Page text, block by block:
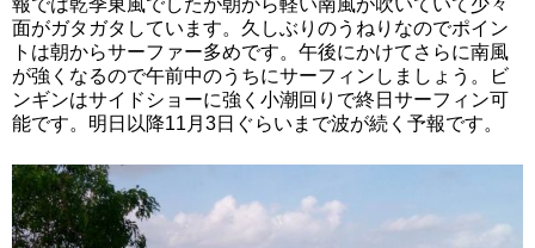
報では乾季東風でしたが朝から軽い南風が吹いていて少々
面がガタガタしています。久しぶりのうねりなのでポイン
トは朝からサーファー多めです。午後にかけてさらに南風
が強くなるので午前中のうちにサーフィンしましょう。ビ
ンギンはサイドショーに強く小潮回りで終日サーフィン可
能です。明日以降11月3日ぐらいまで波が続く予報です。